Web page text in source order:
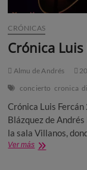
CRÓNICAS
Crónica
Almu de Andrés
concierto cronica
Crónica Luis
Blázquez de
la sala Villanos,
Ver másCrónica